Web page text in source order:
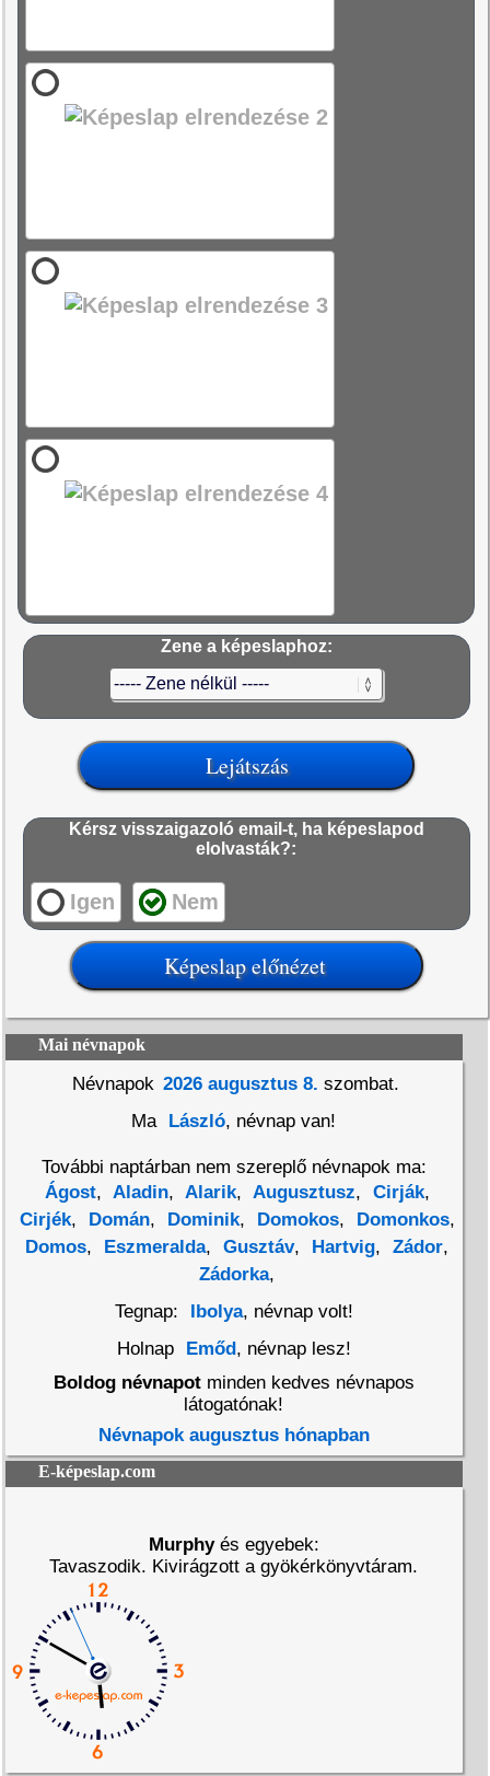
Zene a képeslaphoz:
Kérsz visszaigazoló email-t, ha képeslapod
elolvasták?:
Igen Nem
Mai névnapok
Névnapok 2026 augusztus 8. szombat.
Ma
László, névnap van!
További naptárban nem szereplő névnapok ma:
Ágost, Aladin, Alarik, Augusztusz, Cirják,
Cirjék, Domán, Dominik, Domokos, Domonkos,
Domos, Eszmeralda, Gusztáv, Hartvig, Zádor,
Zádorka,
Tegnap:
Ibolya, névnap volt!
Holnap
Emőd, névnap lesz!
Boldog névnapotminden kedves névnapos
látogatónak!
Névnapok augusztus hónapban
E-képeslap.com
Murphyés egyebek:
Tavaszodik. Kivirágzott a gyökérkönyvtáram.